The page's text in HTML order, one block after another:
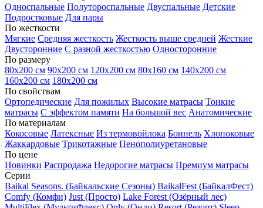
Односпальные Полутороспальные Двуспальные Детские
Подростковые Для пары
По жесткости
Мягкие Средняя жесткость Жесткость выше средней Жесткие
Двусторонние С разной жесткостью Односторонние
По размеру
80х200 см 90х200 см 120х200 см 80х160 см 140х200 см
160х200 см 180х200 см
По свойствам
Ортопедические Для пожилых Высокие матрасы Тонкие
матрасы С эффектом памяти На большой вес Анатомические
По материалам
Кокосовые Латексные Из термовойлока Боннель Хлопоковые
Жаккардовые Трикотажные Пенополиуретановые
По цене
Новинки Распродажа Недорогие матрасы Премиум матрасы
Серии
Baikal Seasons. (Байкальские Сезоны) BaikalFest (БайкалФест)
Comfy (Комфи) Just (Просто) Lake Forest (Озёрный лес)